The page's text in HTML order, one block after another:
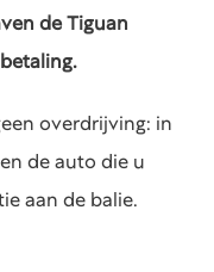
de Tiguan
overdrijving: in
de auto die u
aan de balie.